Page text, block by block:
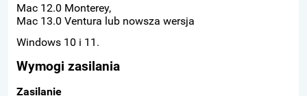
Mac 12.0 Monterey,
Mac 13.0 Ventura lub nowsza wersja
Windows 10 i 11.
Wymogi zasilania
Zasilanie